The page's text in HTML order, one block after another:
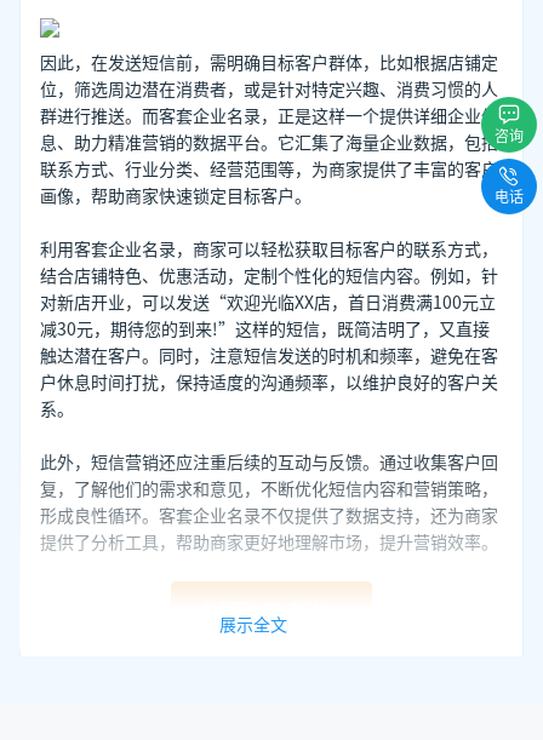
因此，在发送短信前，需明确目标客户群体，比如根据店铺定
位，筛选周边潜在消费者，或是针对特定兴趣、消费习惯的人
群进行推送。而客套企业名录，正是这样一个提供详细企业信
息、助力精准营销的数据平台。它汇集了海量企业数据，包括
联系方式、行业分类、经营范围等，为商家提供了丰富的客户
画像，帮助商家快速锁定目标客户。
利用客套企业名录，商家可以轻松获取目标客户的联系方式，
结合店铺特色、优惠活动，定制个性化的短信内容。例如，针
对新店开业，可以发送“欢迎光临XX店，首日消费满100元立
减30元，期待您的到来!”这样的短信，既简洁明了，又直接
触达潜在客户。同时，注意短信发送的时机和频率，避免在客
户休息时间打扰，保持适度的沟通频率，以维护良好的客户关
系。
此外，短信营销还应注重后续的互动与反馈。通过收集客户回
复，了解他们的需求和意见，不断优化短信内容和营销策略，
形成良性循环。客套企业名录不仅提供了数据支持，还为商家
提供了分析工具，帮助商家更好地理解市场，提升营销效率。
立即注册查询
展示全文
咨询
电话